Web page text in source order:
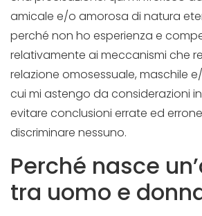
amicale e/o amorosa di natura
perché non ho esperienza e
relativamente ai meccanismi che
relazione omosessuale, maschile
cui mi astengo da considerazioni
evitare conclusioni errate ed
discriminare nessuno.
Perché nasce
tra uomo e